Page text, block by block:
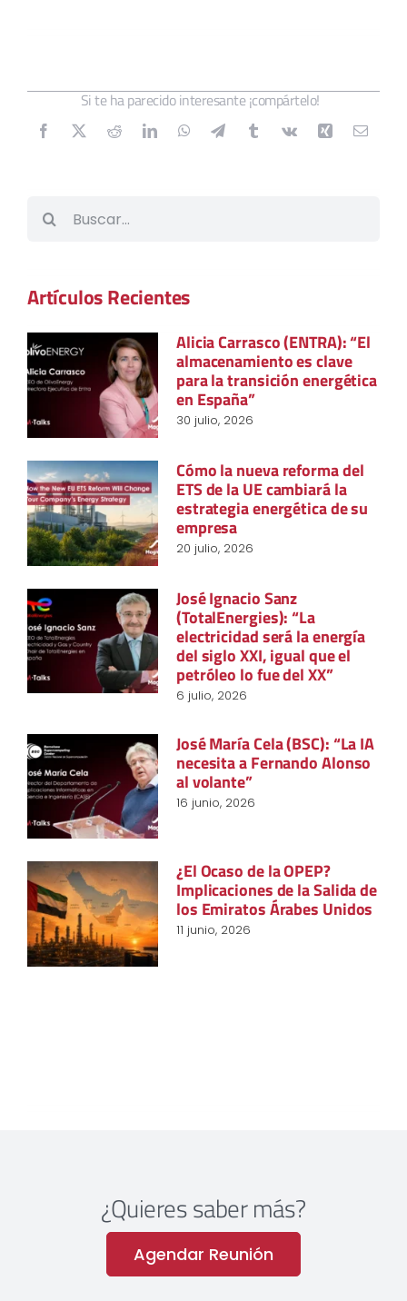
Si te ha parecido interesante ¡compártelo!
Buscar:
Artículos Recientes
Alicia Carrasco (ENTRA): “El
almacenamiento es clave
para la transición energética
en España”
30 julio, 2026
Cómo la nueva reforma del
ETS de la UE cambiará la
estrategia energética de su
empresa
20 julio, 2026
José Ignacio Sanz
(TotalEnergies): “La
electricidad será la energía
del siglo XXI, igual que el
petróleo lo fue del XX”
6 julio, 2026
José María Cela (BSC): “La IA
necesita a Fernando Alonso
al volante”
16 junio, 2026
¿El Ocaso de la OPEP?
Implicaciones de la Salida de
los Emiratos Árabes Unidos
11 junio, 2026
¿Quieres saber más?
Agendar Reunión